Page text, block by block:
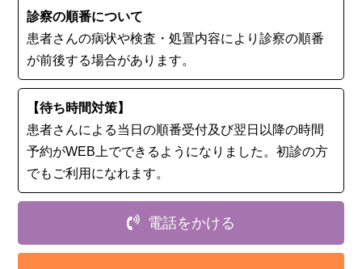
診察の順番について
患者さんの病状や検査・処置内容により診察の順番
が前後する場合があります。
【待ち時間対策】
患者さんによる当日の順番受付及び翌日以降の時間
予約がWEB上でできるようになりました。初診の⽅
でもご利用になれます。
電話をかける